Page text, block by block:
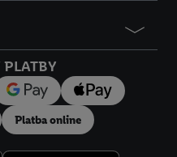
PLATBY
Platba online